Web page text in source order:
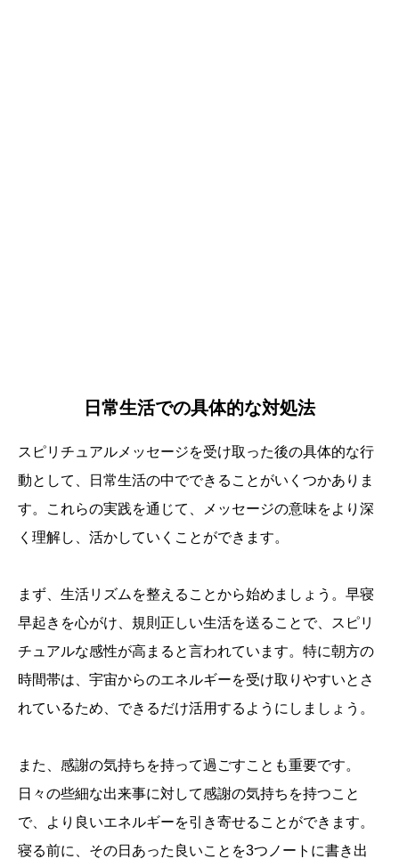
日常生活での具体的な対処法
スピリチュアルメッセージを受け取った後の具体的な行
動として、日常生活の中でできることがいくつかありま
す。これらの実践を通じて、メッセージの意味をより深
く理解し、活かしていくことができます。
まず、生活リズムを整えることから始めましょう。早寝
早起きを心がけ、規則正しい生活を送ることで、スピリ
チュアルな感性が高まると言われています。特に朝方の
時間帯は、宇宙からのエネルギーを受け取りやすいとさ
れているため、できるだけ活用するようにしましょう。
また、感謝の気持ちを持って過ごすことも重要です。
日々の些細な出来事に対して感謝の気持ちを持つこと
で、より良いエネルギーを引き寄せることができます。
寝る前に、その日あった良いことを3つノートに書き出